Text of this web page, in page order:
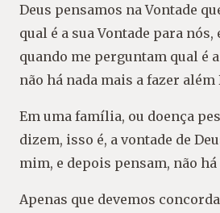
Deus pensamos na Vontade
qual é a sua Vontade para nós,
quando me perguntam qual é
não há nada mais a fazer além
Em uma família, ou doença
dizem, isso é, a vontade de
mim, e depois pensam, não há
Apenas que devemos